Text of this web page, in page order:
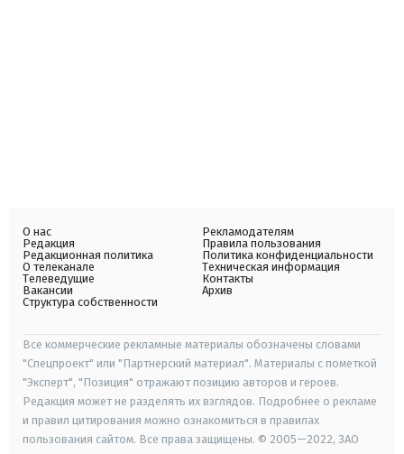
О нас
Редакция
Редакционная политика
О телеканале
Телеведущие
Вакансии
Структура собственности
Рекламодателям
Правила пользования
Политика конфиденциальности
Техническая информация
Контакты
Архив
Все коммерческие рекламные материалы обозначены словами
"Спецпроект" или "Партнерский материал". Материалы с пометкой
"Эксперт", "Позиция" отражают позицию авторов и героев.
Редакция может не разделять их взглядов. Подробнее о рекламе
и правил цитирования можно ознакомиться в правилах
пользования сайтом. Все права защищены. © 2005—2022, ЗАО